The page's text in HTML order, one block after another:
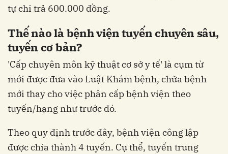
tự chi trả 600.000 đồng.
Thế nào là bệnh viện tuyến chuyên sâu,
tuyến cơ bản?
'Cấp chuyên môn kỹ thuật cơ sở y tế' là cụm từ
mới được đưa vào Luật Khám bệnh, chữa bệnh
mới thay cho việc phân cấp bệnh viện theo
tuyến/hạng như trước đó.
Theo quy định trước đây, bệnh viện công lập
được chia thành 4 tuyến. Cụ thể, tuyến trung